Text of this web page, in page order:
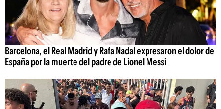
Barcelona, el Real Madrid y Rafa Nadal expresaron el dolor de
España por la muerte del padre de Lionel Messi